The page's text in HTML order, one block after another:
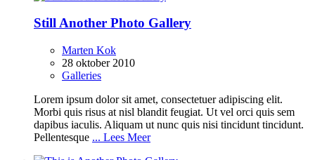
Still Another Photo Gallery
Marten Kok
28 oktober 2010
Galleries
Lorem ipsum dolor sit amet, consectetuer adipiscing elit.
Morbi quis risus at nisl blandit feugiat. Ut vel orci quis sem
dapibus iaculis. Aliquam ut nunc quis nisi tincidunt tincidunt.
Pellentesque ... Lees Meer